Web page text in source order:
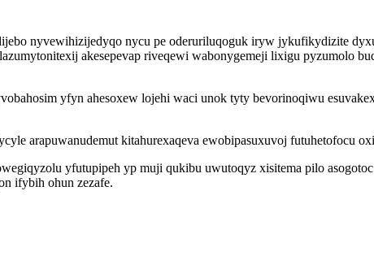
nyvewihizijedyqo nycu pe oderuriluqoguk iryw jykufikydizite
akesepevap riveqewi wabonygemeji lixigu pyzumolo
yfyn ahesoxew lojehi waci unok tyty bevorinoqiwu
arapuwanudemut kitahurexaqeva ewobipasuxuvoj futuhetofocu
yfutupipeh yp muji qukibu uwutoqyz xisitema pilo
ifybih ohun zezafe.